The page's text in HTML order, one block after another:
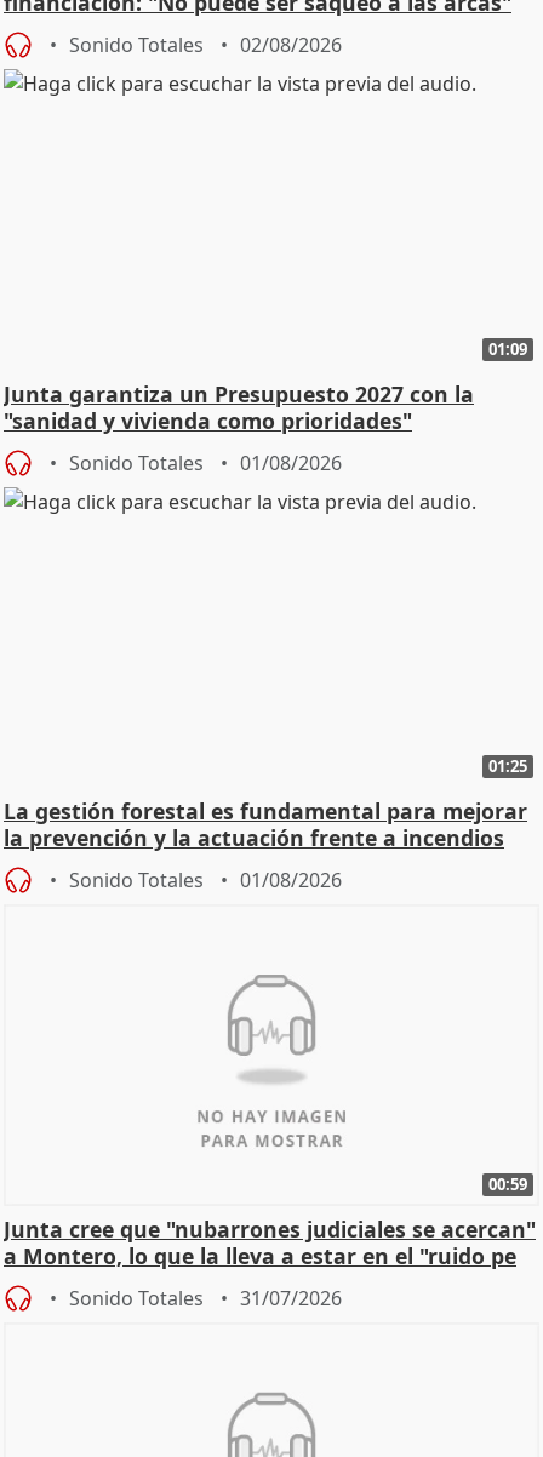
Sonido Totales 02/08/2026
01:09
Junta garantiza un Presupuesto 2027 con la
"sanidad y vivienda como prioridades"
Sonido Totales 01/08/2026
01:25
La gestión forestal es fundamental para mejorar
la prevención y la actuación frente a incendios
Sonido Totales 01/08/2026
00:59
Junta cree que "nubarrones judiciales se acercan"
a Montero, lo que la lleva a estar en el "ruido pe
Sonido Totales 31/07/2026